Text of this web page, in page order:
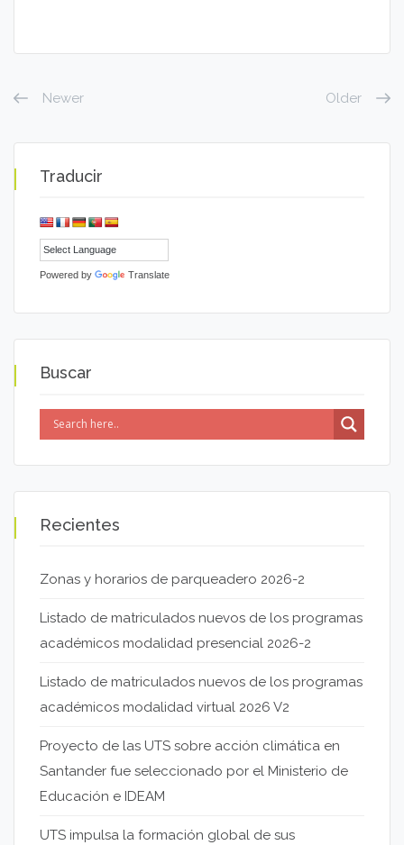
Newer Older
Traducir
Powered by Translate
Buscar
Recientes
Zonas y horarios de parqueadero 2026-2
Listado de matriculados nuevos de los programas
académicos modalidad presencial 2026-2
Listado de matriculados nuevos de los programas
académicos modalidad virtual 2026 V2
Proyecto de las UTS sobre acción climática en
Santander fue seleccionado por el Ministerio de
Educación e IDEAM
UTS impulsa la formación global de sus